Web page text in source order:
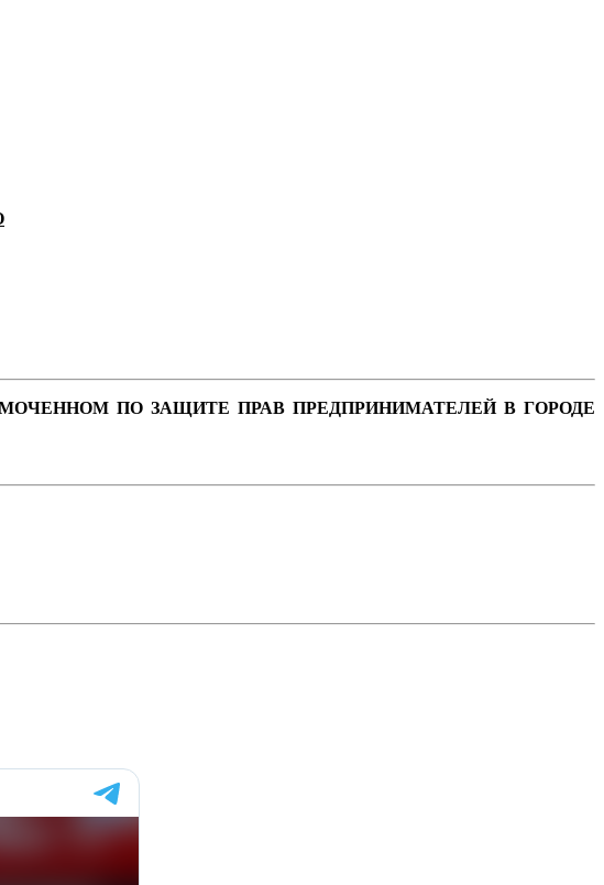
ПО ЗАЩИТЕ ПРАВ ПРЕДПРИНИМАТЕЛЕЙ В ГОРОДЕ